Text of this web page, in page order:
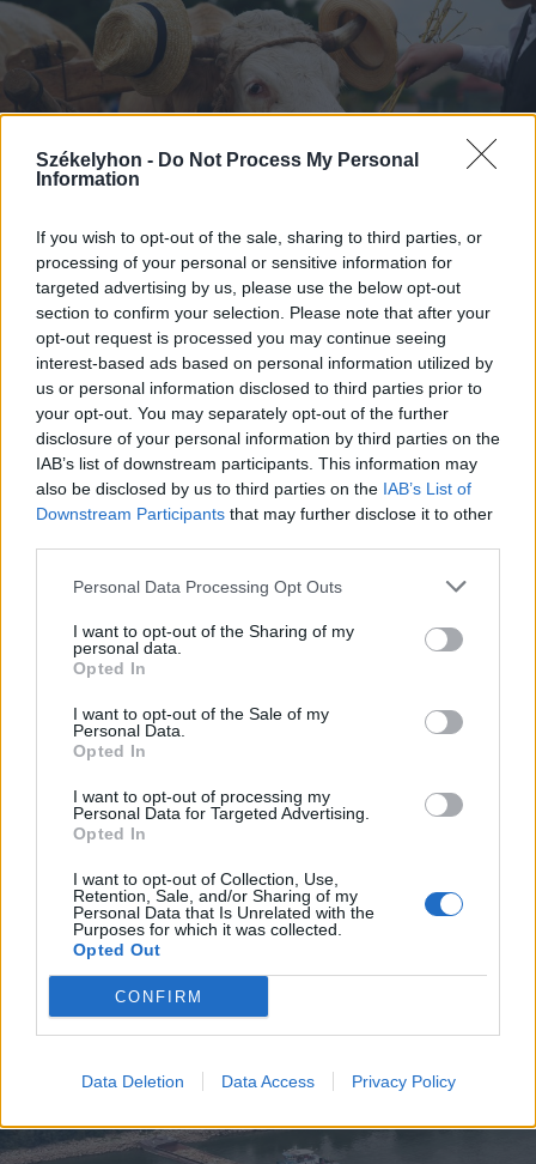
Székelyhon - Do Not Process My Personal
Information
If you wish to opt-out of the sale, sharing to third parties, or
processing of your personal or sensitive information for
targeted advertising by us, please use the below opt-out
section to confirm your selection. Please note that after your
opt-out request is processed you may continue seeing
interest-based ads based on personal information utilized by
us or personal information disclosed to third parties prior to
your opt-out. You may separately opt-out of the further
disclosure of your personal information by third parties on the
IAB’s list of downstream participants. This information may
also be disclosed by us to third parties on the IAB’s List of
Downstream Participants that may further disclose it to other
Personal Data Processing Opt Outs
I want to opt-out of the Sharing of my
personal data.
Opted In
I want to opt-out of the Sale of my
Personal Data.
Opted In
I want to opt-out of processing my
Personal Data for Targeted Advertising.
Opted In
I want to opt-out of Collection, Use,
Retention, Sale, and/or Sharing of my
Personal Data that Is Unrelated with the
Purposes for which it was collected.
Opted Out
CONFIRM
Data Deletion Data Access Privacy Policy
2026. augusztus 09., vasárnap
Aratókalákával idézték fel a múltat
Csíkszentkirályon
2026. augusztus 09., vasárnap
A hétvégi felszusszanás után
hétfőtől ismét visszatér a kánikula